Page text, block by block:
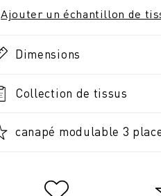
Ajouter un échantillon de
Dimensions
Collection de tissus
canapé modulable 3